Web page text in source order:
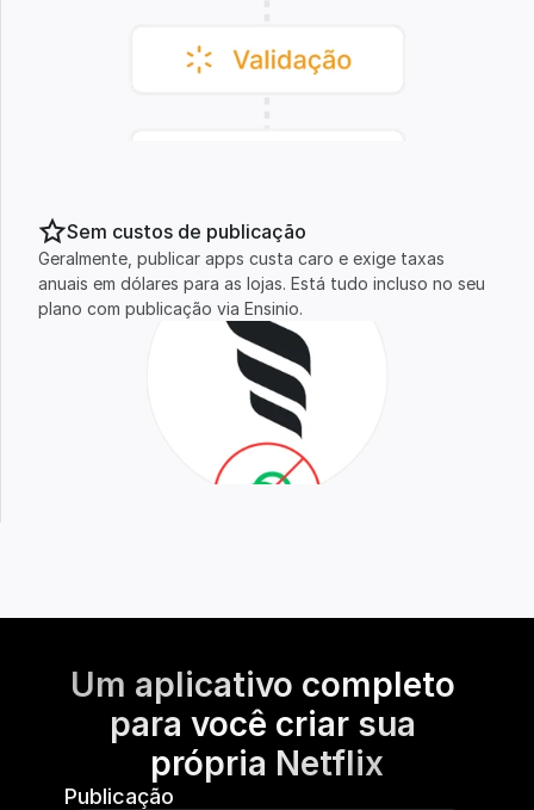
Sem custos de publicação
Geralmente, publicar apps custa caro e exige taxas
anuais em dólares para as lojas. Está tudo incluso no seu
plano com publicação via Ensinio.
Um aplicativo completo
para você criar sua
própria Netflix
Publicação